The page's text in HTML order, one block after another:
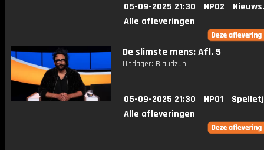
05-09-2025 21:30 NPO2
Alle afleveringen
De slimste mens: Afl. 5
Uitdager: Blaudzun.
05-09-2025 21:30 NPO1
Alle afleveringen